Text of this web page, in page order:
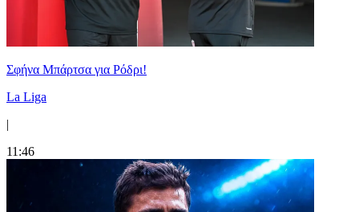
Σφήνα Μπάρτσα για Ρόδρι!
La Liga
|
11:46